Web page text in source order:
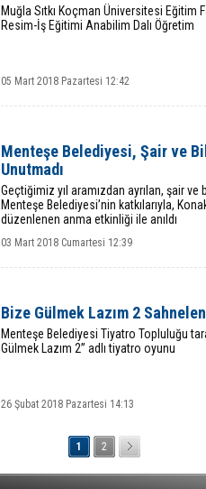
Muğla Sıtkı Koçman Üniversitesi
Resim-İş Eğitimi Anabilim Dalı Öğretim
05 Mart 2018 Pazartesi 12:42
Menteşe Belediyesi, Şair ve
Unutmadı
Geçtiğimiz yıl aramızdan ayrılan, şair ve
Menteşe Belediyesi’nin katkılarıyla,
düzenlenen anma etkinliği ile anıldı
03 Mart 2018 Cumartesi 12:39
Bize Gülmek Lazım 2
Menteşe Belediyesi Tiyatro Topluluğu
Gülmek Lazım 2” adlı tiyatro oyunu
26 Şubat 2018 Pazartesi 14:13
1 2